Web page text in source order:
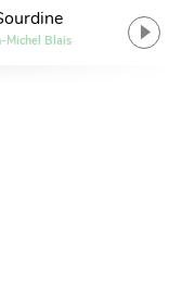
Michel Blais